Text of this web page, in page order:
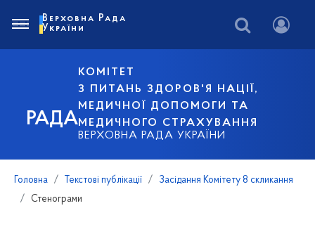
РАДА
КОМІТЕТ
З ПИТАНЬ ЗДОРОВ'Я НАЦІЇ,
МЕДИЧНОЇ ДОПОМОГИ ТА
МЕДИЧНОГО СТРАХУВАННЯ
ВЕРХОВНА РАДА УКРАЇНИ
Верховна Рада
України
Головна Текстові публікації
Засідання Комітету 8 скликання
Стенограми